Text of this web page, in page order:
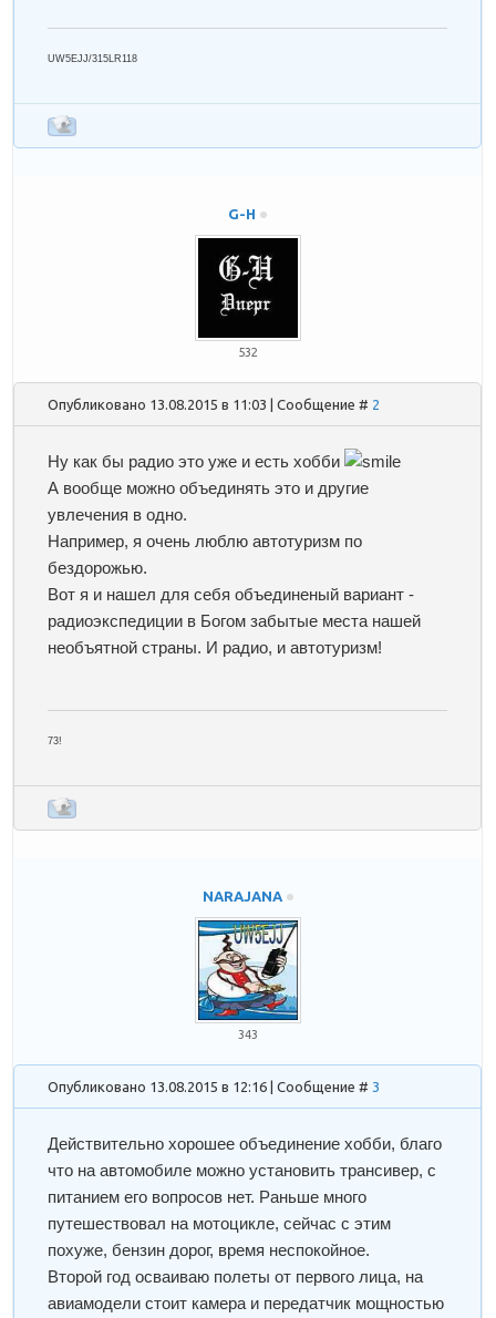
UW5EJJ/315LR118
G-H
532
Опубликовано 13.08.2015 в 11:03 | Сообщение # 2
Ну как бы радио это уже и есть хобби
А вообще можно объединять это и другие
увлечения в одно.
Например, я очень люблю автотуризм по
бездорожью.
Вот я и нашел для себя объединеный вариант -
радиоэкспедиции в Богом забытые места нашей
необъятной страны. И радио, и автотуризм!
73!
NARAJANA
343
Опубликовано 13.08.2015 в 12:16 | Сообщение # 3
Действительно хорошее объединение хобби, благо
что на автомобиле можно установить трансивер, с
питанием его вопросов нет. Раньше много
путешествовал на мотоцикле, сейчас с этим
похуже, бензин дорог, время неспокойное.
Второй год осваиваю полеты от первого лица, на
авиамодели стоит камера и передатчик мощностью